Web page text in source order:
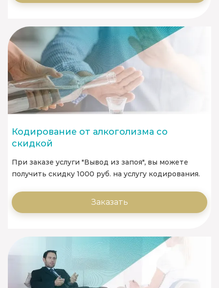
Кодирование от алкоголизма со
скидкой
При заказе услуги "Вывод из запоя", вы можете
получить скидку 1000 руб. на услугу кодирования.
Заказать